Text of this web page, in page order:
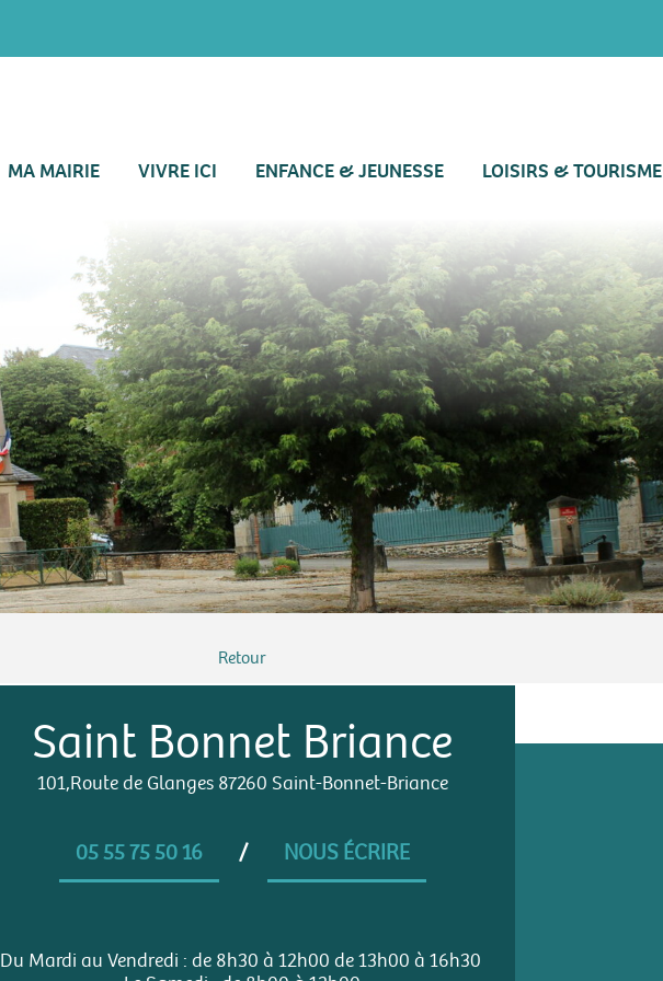
MA MAIRIE VIVRE ICI ENFANCE & JEUNESSE LOISIRS & TOURISME
Retour
Saint Bonnet Briance
101,Route de Glanges 87260 Saint-Bonnet-Briance
05 55 75 50 16 / NOUS ÉCRIRE
Du Mardi au Vendredi : de 8h30 à 12h00 de 13h00 à 16h30